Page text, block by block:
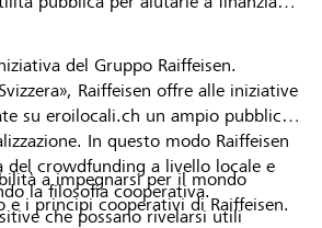
del Gruppo Raiffeisen.
Raiffeisen offre alle iniziative
su eroilocali.ch un ampio pubblico
In questo modo Raiffeisen
crowdfunding a livello locale e
la filosofia cooperativa.
che possano rivelarsi utili
a impegnarsi per il mondo
e i principi cooperativi di Raiffeisen.